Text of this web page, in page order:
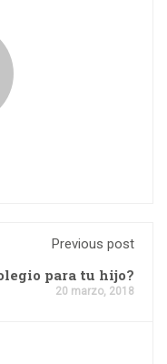
Previous post
para tu hijo?
20 marzo, 2018